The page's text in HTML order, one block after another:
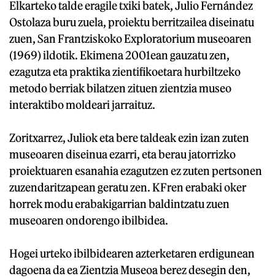
Elkarteko talde eragile txiki batek, Julio Fernández
Ostolaza buru zuela, proiektu berritzailea diseinatu
zuen, San Frantziskoko Exploratorium museoaren
(1969) ildotik. Ekimena 2001ean gauzatu zen,
ezagutza eta praktika zientifikoetara hurbiltzeko
metodo berriak bilatzen zituen zientzia museo
interaktibo moldeari jarraituz.
Zoritxarrez, Juliok eta bere taldeak ezin izan zuten
museoaren diseinua ezarri, eta berau jatorrizko
proiektuaren esanahia ezagutzen ez zuten pertsonen
zuzendaritzapean geratu zen. KFren erabaki oker
horrek modu erabakigarrian baldintzatu zuen
museoaren ondorengo ibilbidea.
Hogei urteko ibilbidearen azterketaren erdigunean
dagoena da ea Zientzia Museoa berez desegin den,